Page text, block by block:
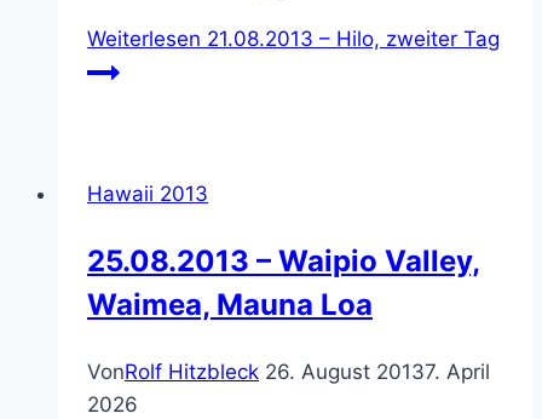
Weiterlesen 21.08.2013 – Hilo, zweiter Tag
Hawaii 2013
25.08.2013 – Waipio Valley,
Waimea, Mauna Loa
VonRolf Hitzbleck 26. August 20137. April
2026